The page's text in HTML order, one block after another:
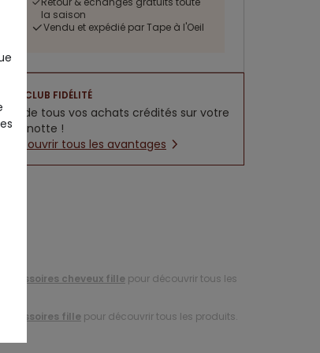
la saison
Vendu et expédié par Tape à l'Oeil
CLUB FIDÉLITÉ
5% de tous vos achats crédités sur votre
cagnotte !
Découvrir tous les avantages
accessoires cheveux fille pour découvrir tous les
accessoires fille pour découvrir tous les produits.